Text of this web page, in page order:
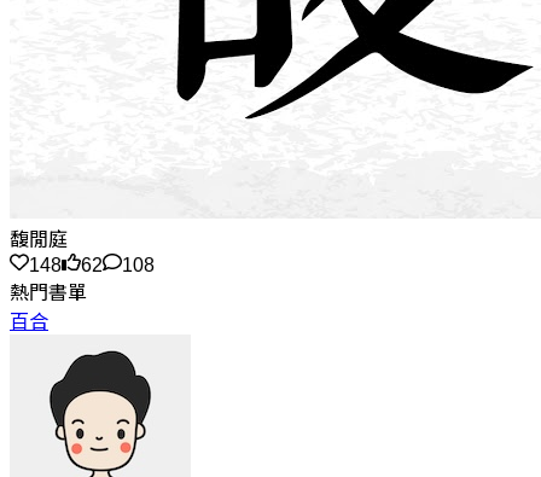
馥閒庭
148
62
108
熱門書單
百合